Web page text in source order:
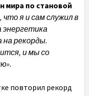
по становой
я и сам служил в
энергетика
на рекорды.
и мы со
повторил рекорд